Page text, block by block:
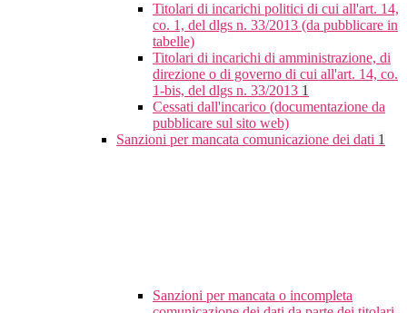
Titolari di incarichi politici di cui all'art. 14,
co. 1, del dlgs n. 33/2013 (da pubblicare in
tabelle)
Titolari di incarichi di amministrazione, di
direzione o di governo di cui all'art. 14, co.
1-bis, del dlgs n. 33/2013 1
Cessati dall'incarico (documentazione da
pubblicare sul sito web)
Sanzioni per mancata comunicazione dei dati 1
Sanzioni per mancata o incompleta